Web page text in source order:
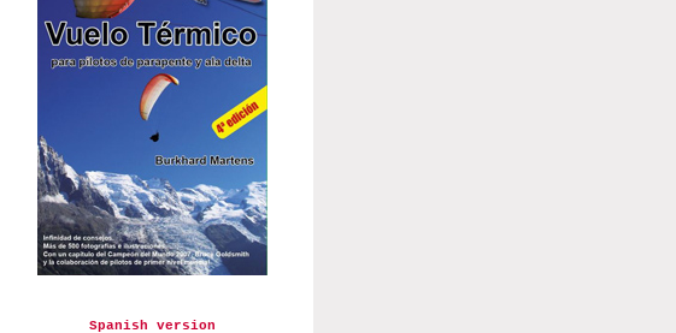
Spanish version